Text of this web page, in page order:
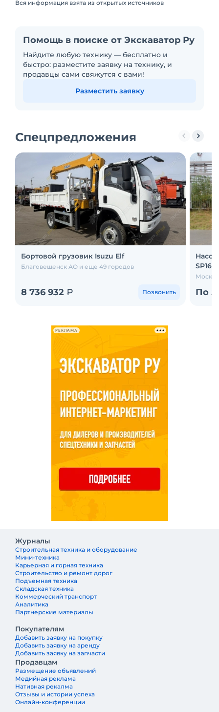
Вся информация взята из открытых источников
Помощь в поиске от Экскаватор Ру
Найдите любую технику — бесплатно и
быстро: разместите заявку на технику, и
продавцы сами свяжутся с вами!
Разместить заявку
Спецпредложения
Бортовой грузовик Isuzu Elf
Благовещенск АО и еще 49 городов
8 736 932 ₽ Позвонить
SP160
По
РЕКЛАМА
Журналы
Строительная техника и оборудование
Мини-техника
Карьерная и горная техника
Строительство и ремонт дорог
Подъемная техника
Складская техника
Коммерческий транспорт
Аналитика
Партнерские материалы
Покупателям
Добавить заявку на покупку
Добавить заявку на аренду
Добавить заявку на запчасти
Продавцам
Размещение объявлений
Медийная реклама
Нативная рекалма
Отзывы и истории успеха
Онлайн-конференции